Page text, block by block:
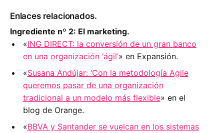
Enlaces relacionados.
Ingrediente nº 2: El marketing.
«ING DIRECT: la conversión de un gran banco
en una organización ‘ágil’» en Expansión.
«Susana Andújar: ‘Con la metodología Agile
queremos pasar de una organización
tradicional a un modelo más flexible» en el
blog de Orange.
«BBVA y Santander se vuelcan en los sistemas